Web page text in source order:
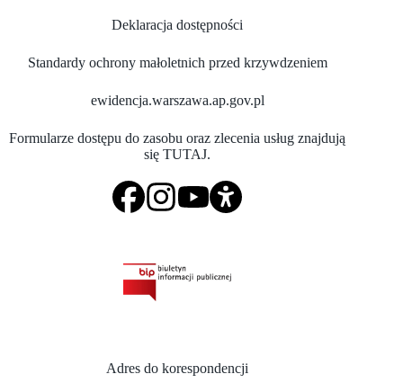
Deklaracja dostępności
Standardy ochrony małoletnich przed krzywdzeniem
ewidencja.warszawa.ap.gov.pl
Formularze dostępu do zasobu oraz zlecenia usług znajdują
sięTUTAJ.
Adres do korespondencji